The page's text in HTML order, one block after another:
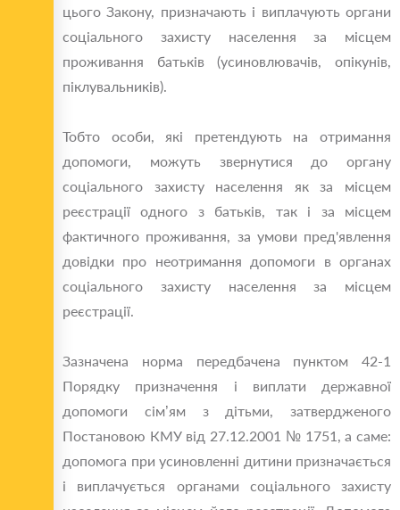
цього Закону, призначають і виплачують органи
соціального захисту населення за місцем
проживання батьків (усиновлювачів, опікунів,
піклувальників).
Тобто особи, які претендують на отримання
допомоги, можуть звернутися до органу
соціального захисту населення як за місцем
реєстрації одного з батьків, так і за місцем
фактичного проживання, за умови пред'явлення
довідки про неотримання допомоги в органах
соціального захисту населення за місцем
реєстрації.
Зазначена норма передбачена пунктом 42-1
Порядку призначення і виплати державної
допомоги сім’ям з дітьми, затвердженого
Постановою КМУ від 27.12.2001 № 1751, а саме:
допомога при усиновленні дитини призначається
і виплачується органами соціального захисту